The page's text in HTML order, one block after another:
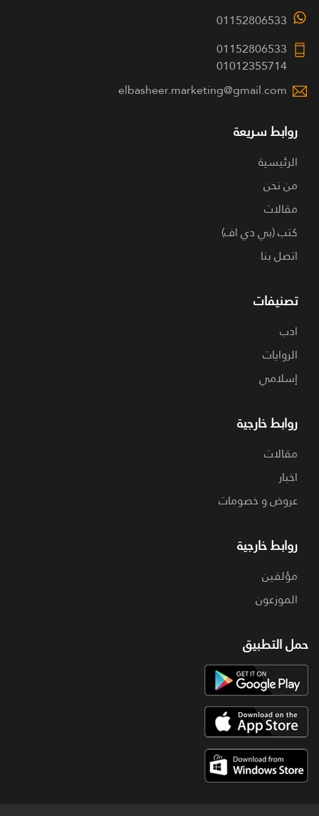
01152806533
01152806533
01012355714
elbasheer.marketing@gmail.com
روابط سريعة
الرئيسية
من نحن
مقالات
كتب (بي دي اف)
اتصل بنا
تصنيفات
ادب
الروايات
إسلامي
روابط خارجية
مقالات
اخبار
عروض و خصومات
روابط خارجية
مؤلفين
الموزعون
حمل التطبيق